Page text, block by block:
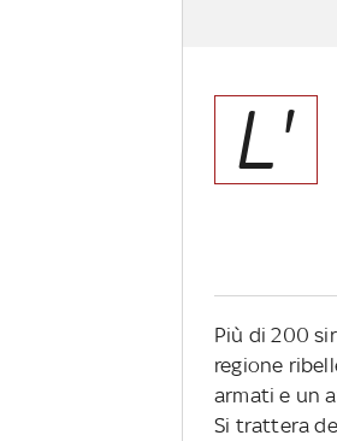
L'
Più di 200
regione
armati e un
Si trattera